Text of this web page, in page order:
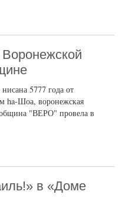
5777 года от
ha-Шоа, воронежская
община "ВЕРО" провела в
в «Доме